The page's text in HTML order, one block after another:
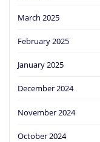
March 2025
February 2025
January 2025
December 2024
November 2024
October 2024